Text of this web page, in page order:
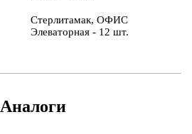
Стерлитамак, ОФИС
Элеваторная - 12 шт.
Аналоги